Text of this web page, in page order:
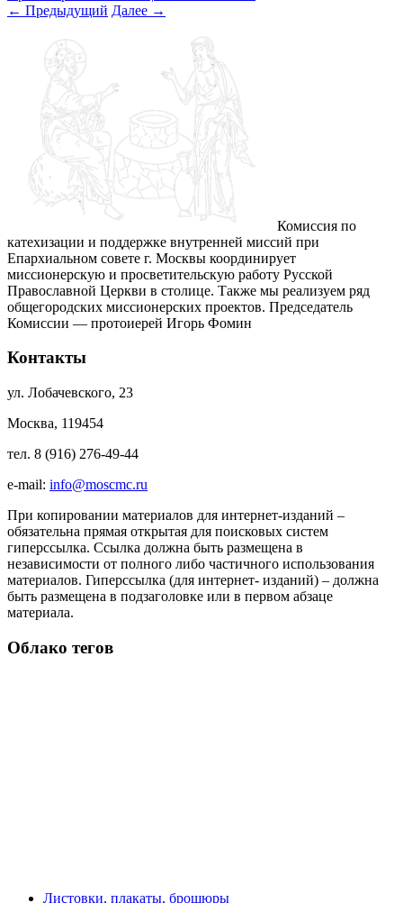
← Предыдущий Далее →
Комиссия по
катехизации и поддержке внутренней миссий при
Епархиальном совете г. Москвы координирует
миссионерскую и просветительскую работу Русской
Православной Церкви в столице. Также мы реализуем ряд
общегородских миссионерских проектов. Председатель
Комиссии — протоиерей Игорь Фомин
Контакты
ул. Лобачевского, 23
Москва, 119454
тел. 8 (916) 276-49-44
e-mail: info@moscmc.ru
При копировании материалов для интернет-изданий –
обязательна прямая открытая для поисковых систем
гиперссылка. Ссылка должна быть размещена в
независимости от полного либо частичного использования
материалов. Гиперссылка (для интернет- изданий) – должна
быть размещена в подзаголовке или в первом абзаце
материала.
Облако тегов
Листовки, плакаты, брошюры